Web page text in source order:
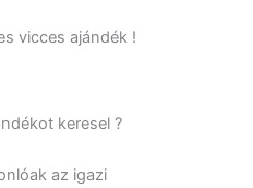
vicces ajándék !
keresel ?
az igazi